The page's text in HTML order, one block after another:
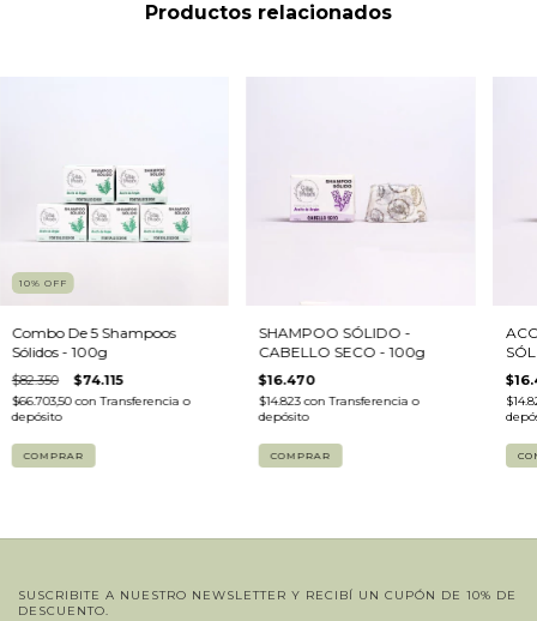
Productos relacionados
10% OFF
Combo De 5 Shampoos
Sólidos - 100g
$82.350 $74.115
$66.703,50con Transferencia o
depósito
COMPRAR
SHAMPOO SÓLIDO -
CABELLO SECO - 100g
$16.470
$14.823con Transferencia o
depósito
SUSCRIBITE A NUESTRO NEWSLETTER Y RECIBÍ UN CUPÓN DE 10% DE
DESCUENTO.